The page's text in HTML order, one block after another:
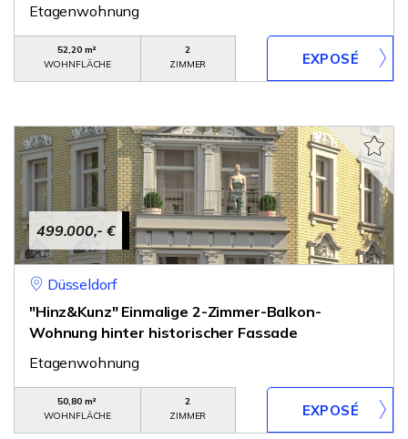
Etagenwohnung
52,20 m²
WOHNFLÄCHE
2
ZIMMER
499.000,- €
Düsseldorf
"Hinz&Kunz" Einmalige 2-Zimmer-Balkon-
Wohnung hinter historischer Fassade
Etagenwohnung
50,80 m²
WOHNFLÄCHE
2
ZIMMER